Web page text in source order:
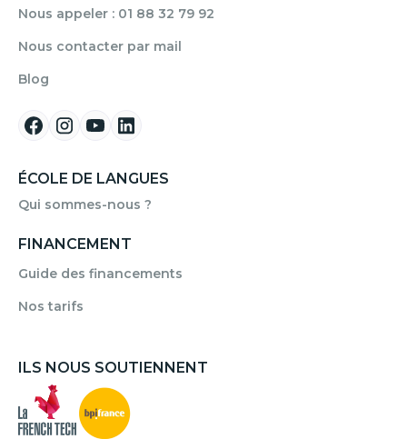
Nous appeler : 01 88 32 79 92
Nous contacter par mail
Blog
ÉCOLE DE LANGUES
Qui sommes-nous ?
FINANCEMENT
Guide des financements
Nos tarifs
ILS NOUS SOUTIENNENT